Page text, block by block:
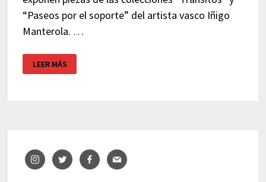
“Paseos por el soporte” del artista vasco Iñigo
Manterola. …
EXPOSICIÓN
IÑIGO
MANTEROLA
LEER MÁS